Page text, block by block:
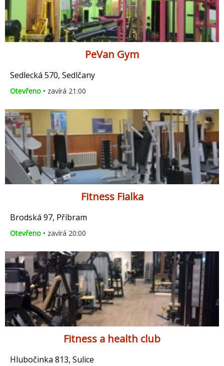
PeVan Gym
Sedlecká 570, Sedlčany
Otevřeno • zavírá 21:00
Fitness Fialka
Brodská 97, Příbram
Otevřeno • zavírá 20:00
Fitness a health club
Hlubočinka 813, Sulice